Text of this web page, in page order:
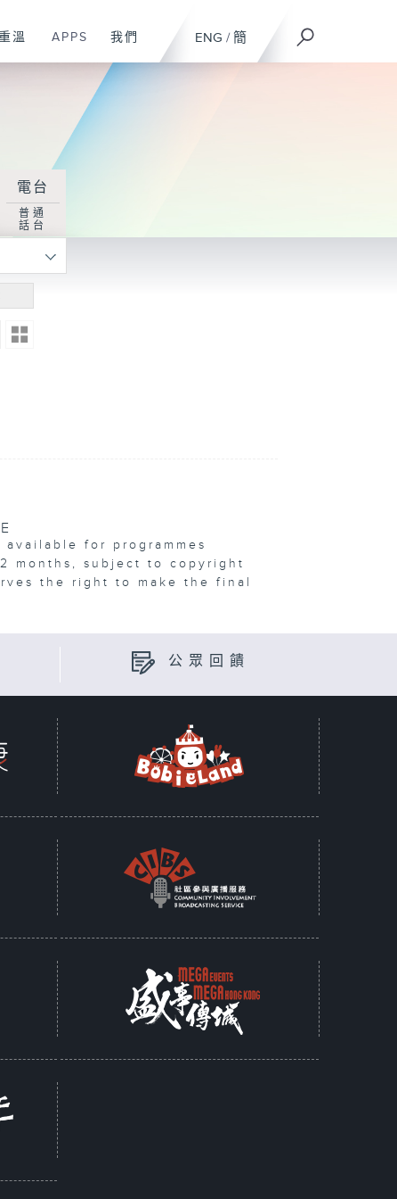
ENG / 簡
溫 APPS 我們
電台
普通
話台
for programmes
months, subject to copyright
the right to make the final
公眾回饋